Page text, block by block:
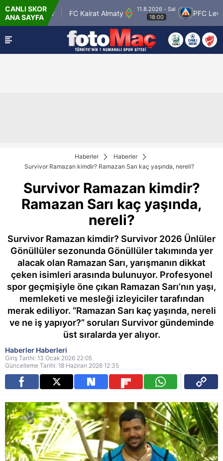
CANLI SKOR
ANA SAYFA
FC Kairat Almaty
11.8.2026 - Sal
18:00
PFC Levski
Haberler
Haberler
Survivor Ramazan kimdir? Ramazan Sarı kaç yaşında, nereli?
Survivor Ramazan kimdir?
Ramazan Sarı kaç yaşında,
nereli?
Survivor Ramazan kimdir? Survivor 2026 Ünlüler
Gönüllüler sezonunda Gönüllüler takımında yer
alacak olan Ramazan Sarı, yarışmanın dikkat
çeken isimleri arasında bulunuyor. Profesyonel
spor geçmişiyle öne çıkan Ramazan Sarı’nın yaşı,
memleketi ve mesleği izleyiciler tarafından
merak ediliyor. “Ramazan Sarı kaç yaşında, nereli
ve ne iş yapıyor?” soruları Survivor gündeminde
üst sıralarda yer alıyor.
Haberler Haberleri
Giriş Tarihi: 13 Ocak 2026 22:05
Güncelleme Tarihi: 18 Haziran 2026 12:35